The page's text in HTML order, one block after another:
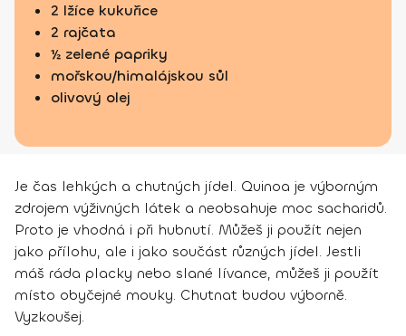
2 lžíce kukuřice
2 rajčata
½ zelené papriky
mořskou/himalájskou sůl
olivový olej
Je čas lehkých a chutných jídel. Quinoa je výborným
zdrojem výživných látek a neobsahuje moc sacharidů.
Proto je vhodná i při hubnutí. Můžeš ji použít nejen
jako přílohu, ale i jako součást různých jídel. Jestli
máš ráda placky nebo slané lívance, můžeš ji použít
místo obyčejné mouky. Chutnat budou výborně.
Vyzkoušej.